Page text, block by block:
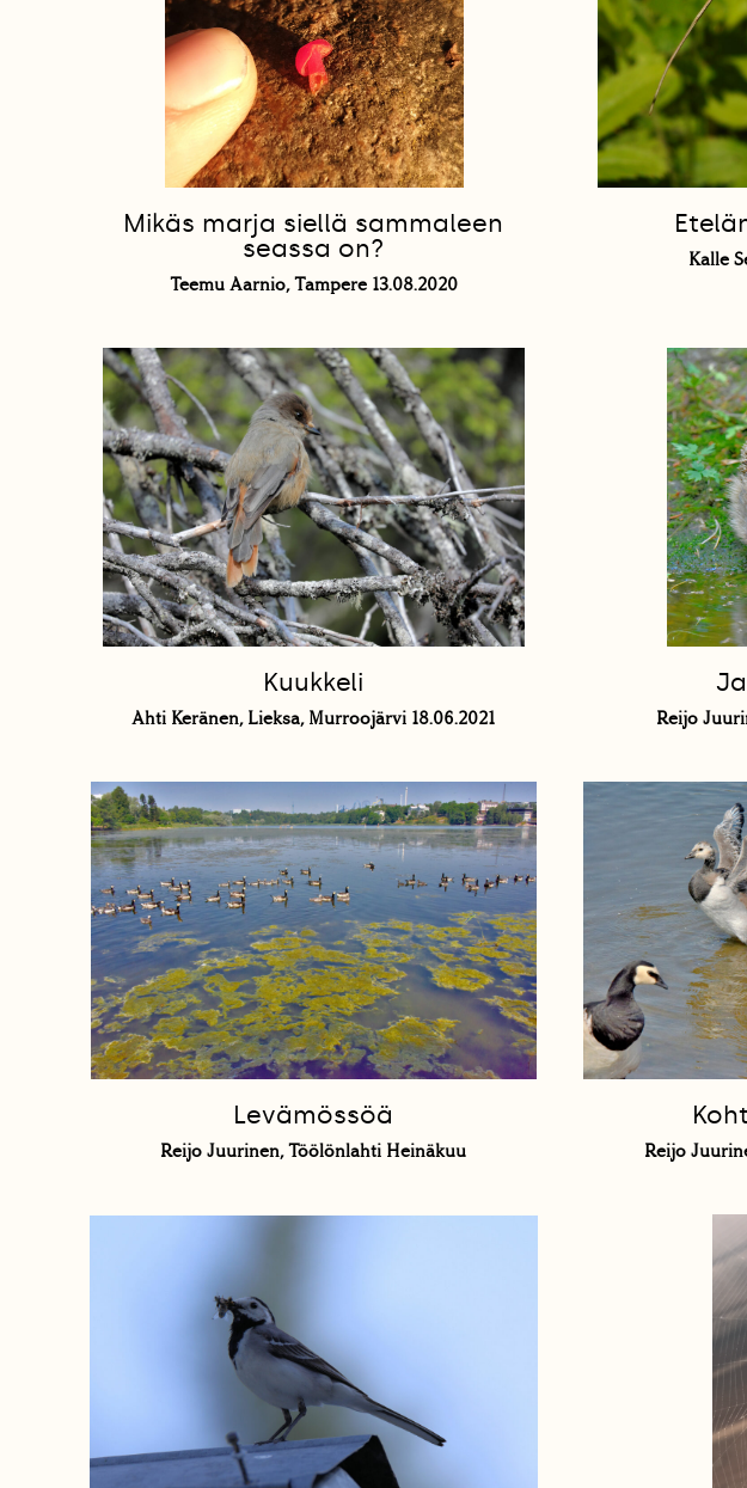
Mikäs marja siellä sammaleen
seassa on?
Teemu Aarnio, Tampere 13.08.2020
Kalle
Kuukkeli
Ahti Keränen, Lieksa, Murroojärvi 18.06.2021 Reijo
Levämössöä
Reijo Juurinen, Töölönlahti Heinäkuu Reijo